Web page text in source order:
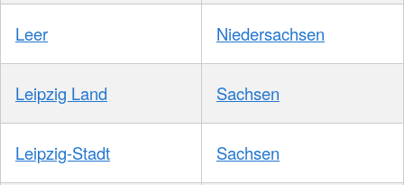
Leer Niedersachsen
Leipzig Land Sachsen
Leipzig-Stadt Sachsen